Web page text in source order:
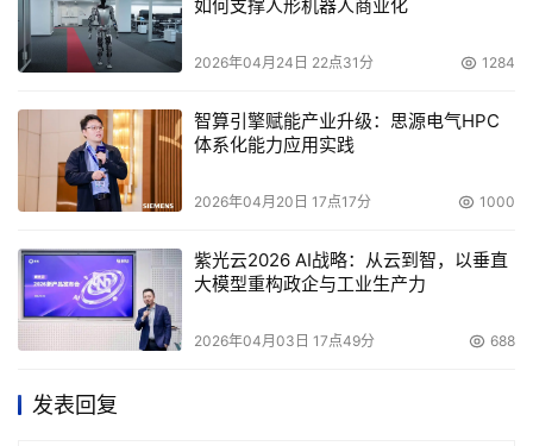
如何支撑人形机器人商业化
2026年04月24日 22点31分 1284
智算引擎赋能产业升级：思源电气HPC
体系化能力应用实践
2026年04月20日 17点17分 1000
紫光云2026 AI战略：从云到智，以垂直
大模型重构政企与工业生产力
2026年04月03日 17点49分 688
发表回复